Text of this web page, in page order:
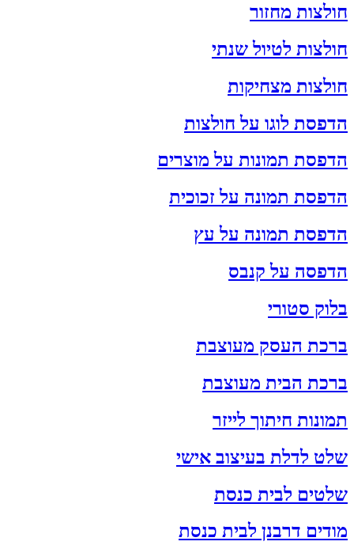
חולצות מחזור
חולצות לטיול שנתי
חולצות מצחיקות
הדפסת לוגו על חולצות
הדפסת תמונות על מוצרים
הדפסת תמונה על זכוכית
הדפסת תמונה על עץ
הדפסה על קנבס
בלוק סטורי
ברכת העסק מעוצבת
ברכת הבית מעוצבת
תמונות חיתוך לייזר
שלט לדלת בעיצוב אישי
שלטים לבית כנסת
מודים דרבנן לבית כנסת